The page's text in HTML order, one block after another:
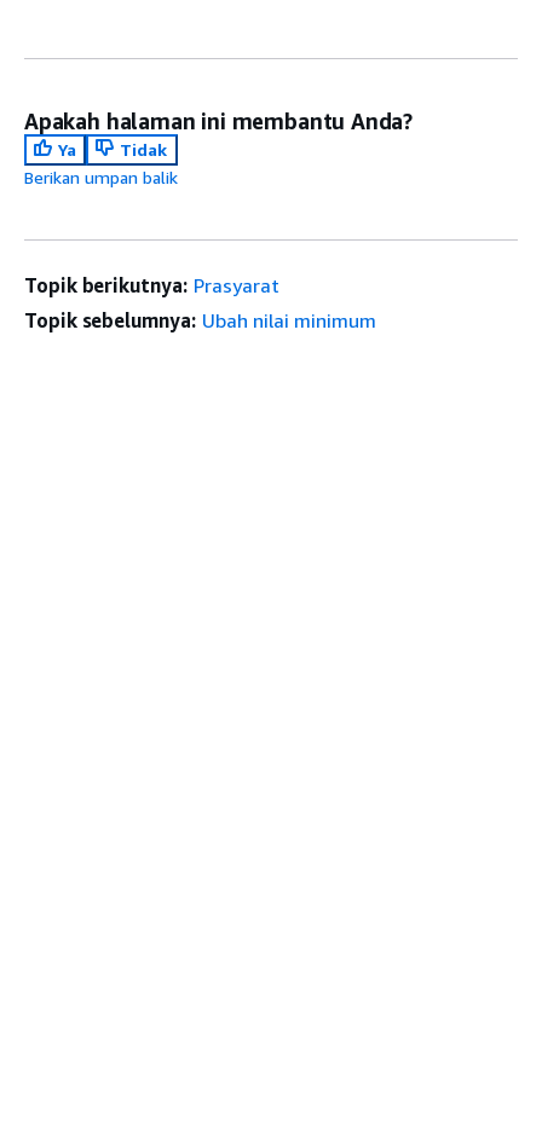
Apakah halaman ini membantu Anda?
Ya
Tidak
Berikan umpan balik
Topik berikutnya: Prasyarat
Topik sebelumnya: Ubah nilai minimum